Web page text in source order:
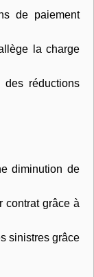
paiement
la charge
réductions
de
grâce à
sinistres grâce